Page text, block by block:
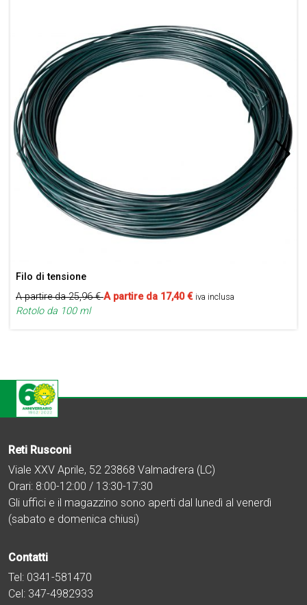
Filo di tensione
A partire da25,96€ A partire da 17,40€ iva inclusa
Rotolo da 100 ml
Reti Rusconi
Viale XXV Aprile, 52 23868 Valmadrera (LC)
Orari: 8:00-12:00 / 13:30-17:30
Gli uffici e il magazzino sono aperti dal lunedì al venerdì
(sabato e domenica chiusi)
Contatti
Tel: 0341-581470
Cel: 347-4982933